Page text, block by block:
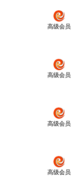
高级会员
高级会员
高级会员
高级会员